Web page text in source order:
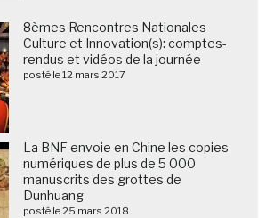
8èmes Rencontres Nationales
Culture et Innovation(s): comptes-
rendus et vidéos de la journée
posté le 12 mars 2017
La BNF envoie en Chine les copies
numériques de plus de 5 000
manuscrits des grottes de
Dunhuang
posté le 25 mars 2018